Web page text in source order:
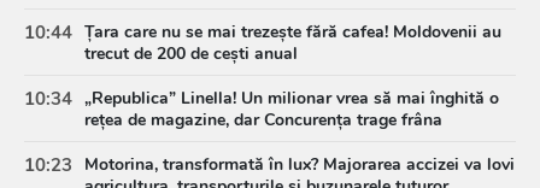
10:44 Țara care nu se mai trezește fără cafea! Moldovenii au
trecut de 200 de cești anual
10:34 „Republica” Linella! Un milionar vrea să mai înghită o
rețea de magazine, dar Concurența trage frâna
10:23
Motorina, transformată în lux? Majorarea accizei va lovi